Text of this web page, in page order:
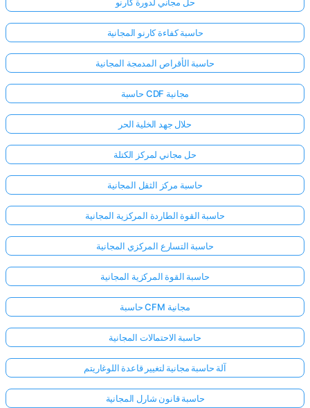
حاسبة كفاءة كارنو المجانية
حاسبة الأقراص المدمجة المجانية
حاسبة CDF مجانية
حلال جهد الخلية الحر
حل مجاني لمركز الكتلة
حاسبة مركز الثقل المجانية
حاسبة القوة الطاردة المركزية المجانية
حاسبة التسارع المركزي المجانية
حاسبة القوة المركزية المجانية
حاسبة CFM مجانية
حاسبة الاحتمالات المجانية
آلة حاسبة مجانية لتغيير قاعدة اللوغاريتم
حاسبة قانون شارل المجانية